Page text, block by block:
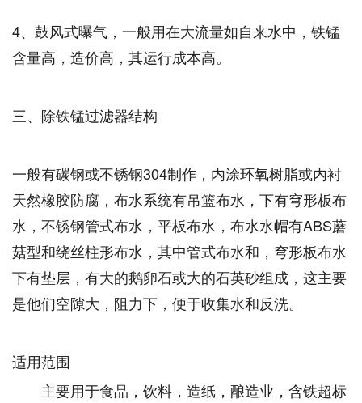
4、鼓风式曝气，一般用在大流量如自来水中，铁锰
含量高，造价高，其运行成本高。
三、除铁锰过滤器结构
一般有碳钢或不锈钢304制作，内涂环氧树脂或内衬
天然橡胶防腐，布水系统有吊篮布水，下有穹形板布
水，不锈钢管式布水，平板布水，布水水帽有ABS蘑
菇型和绕丝柱形布水，其中管式布水和，穹形板布水
下有垫层，有大的鹅卵石或大的石英砂组成，这主要
是他们空隙大，阻力下，便于收集水和反洗。
适用范围
主要用于食品，饮料，造纸，酿造业，含铁超标